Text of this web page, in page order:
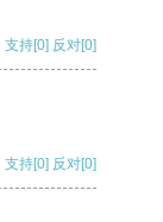
支持[0] 反对[0]
支持[0] 反对[0]